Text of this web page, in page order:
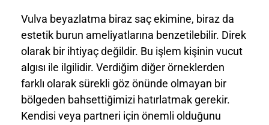
Vulva beyazlatma biraz saç ekimine, biraz da
estetik burun ameliyatlarına benzetilebilir. Direk
olarak bir ihtiyaç değildir. Bu işlem kişinin vucut
algısı ile ilgilidir. Verdiğim diğer örneklerden
farklı olarak sürekli göz önünde olmayan bir
bölgeden bahsettiğimizi hatırlatmak gerekir.
Kendisi veya partneri için önemli olduğunu